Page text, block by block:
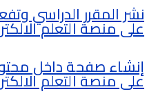
نشر المقرر الدراسي
على منصة التعلم
إنشاء صفحة داخل
على منصة التعلم